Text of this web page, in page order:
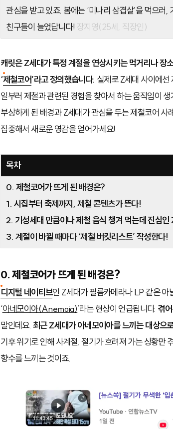
관심을 받고 있죠. 봄에는 ‘미나리 삼겹살’을 먹으러,
친구들이 늘었답니다! 장지영(25세, 직장인)
캐릿은 Z세대가 특정 계절을 연상시키는 먹거리나 장
‘제철코어’라고 정의했습니다. 실제로 Z세대 사이에선
일부러 제철과 관련된 경험을 찾아서 하는 움직임이
부상하게 된 배경과 Z세대가 관심을 두는 제철코어
집중해서 새로운 영감을 얻어가세요!
목차
0. 제철코어가 뜨게 된 배경은?
1. 시집부터 축제까지, 제철 콘텐츠가 뜬다!
2. 기성세대 만큼이나 제철 음식 챙겨 먹는데 진심인
3. 계절이 바뀔 때마다 ‘제철 버킷리스트’ 작성한다!
0. 제철코어가 뜨게 된 배경은?
디지털 네이티브인 Z세대가 필름카메라나 LP 같은 아
‘아네모이아(Anemoia)’라는 현상이 언급됩니다. 겪
말인데요. 최근 Z세대가 아네모이아를 느끼는 대상으
기후 위기로 인해 사계절, 절기가 흐려져 가는 상황만
향수를 느끼는 것이죠.